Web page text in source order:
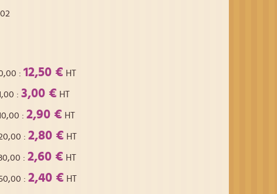
: 12,50 € HT
: 3,00 € HT
: 2,90 € HT
: 2,80 € HT
: 2,60 € HT
: 2,40 € HT